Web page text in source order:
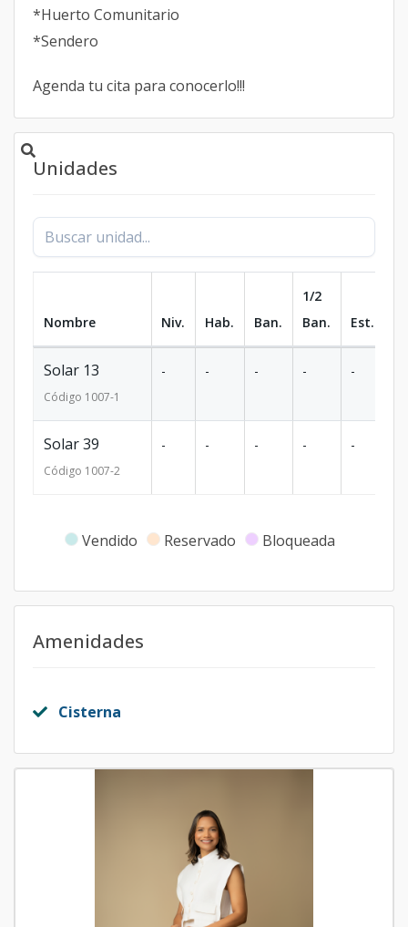
*Huerto Comunitario
*Sendero
Agenda tu cita para conocerlo!!!
Unidades
Nombre Niv. Hab. Ban.
1/2
Ban.
Est.
Solar 13
Código 1007-1
- - - - -
Solar 39
Código 1007-2
- - - - -
Vendido Reservado Bloqueada
Amenidades
Cisterna